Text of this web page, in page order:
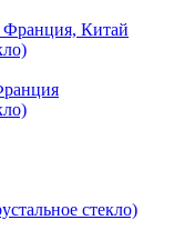
Франция, Китай
стекло)